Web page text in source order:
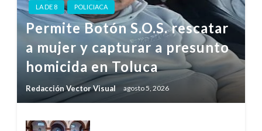
LA DE 8 POLICIACA
Permite Botón S.O.S. rescatar
a mujer y capturar a presunto
homicida en Toluca
Redacción Vector Visual agosto 5, 2026